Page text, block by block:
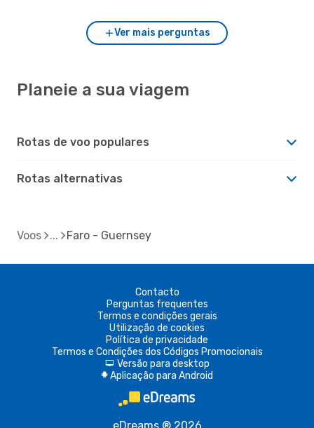
Ver mais perguntas
Planeie a sua viagem
Rotas de voo populares
Rotas alternativas
Voos Faro - Guernsey
Contacto
Perguntas frequentes
Termos e condições gerais
Utilização de cookies
Política de privacidade
Termos e Condições dos Códigos Promocionais
d Versão para desktop
A Aplicação para Android